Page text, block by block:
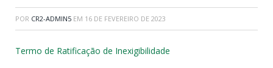
POR CR2-ADMIN5 EM 16 DE FEVEREIRO DE 2023
Termo de Ratificação de Inexigibilidade